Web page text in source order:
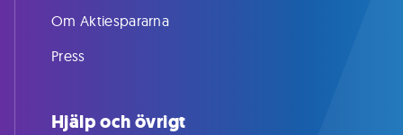
Om Aktiespararna
Press
Hjälp och övrigt